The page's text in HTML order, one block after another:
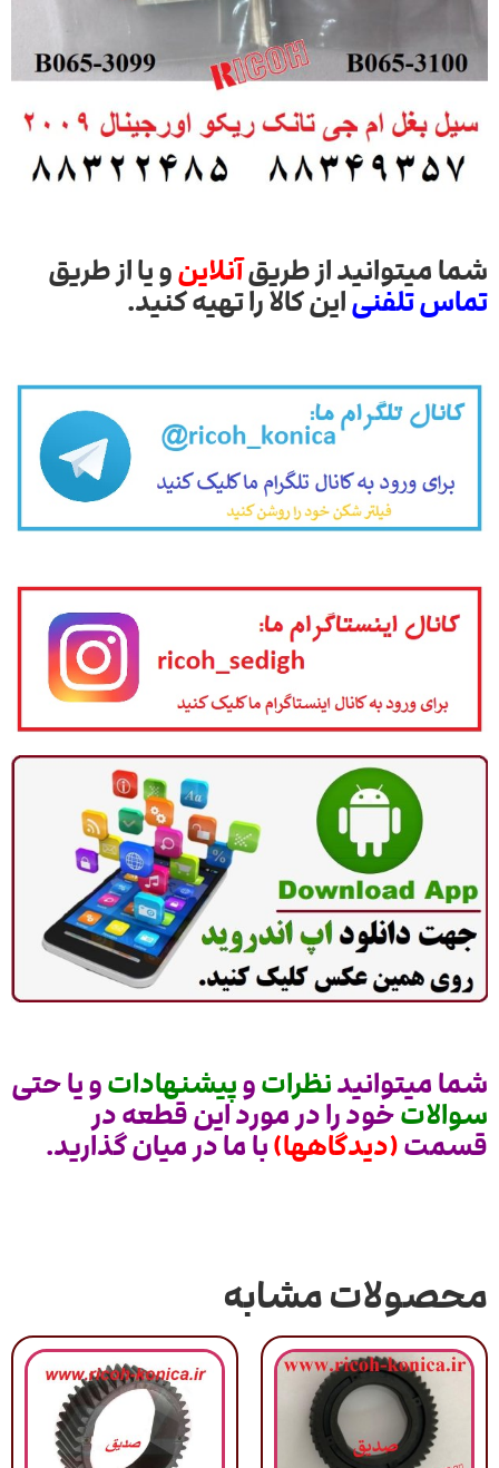
شما میتوانید از طریقآنلاینو یا از طریق
تماس تلفنیاین کالا را تهیه کنید.
شما میتوانیدنظراتوپیشنهاداتو یا حتی
سوالاتخود را در مورد این قطعه در
قسمت(دیدگاهها)با ما در میان گذارید.
محصولات مشابه